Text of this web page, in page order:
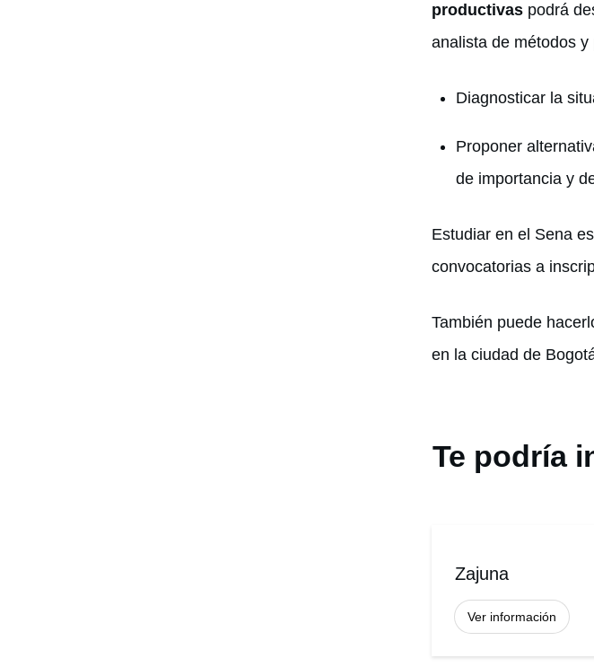
productivas podrá
analista de métodos
Diagnosticar la
Proponer
de importancia y
Estudiar en el Sena
convocatorias a
También puede
en la ciudad de
Te podría
Zajuna
Ver información